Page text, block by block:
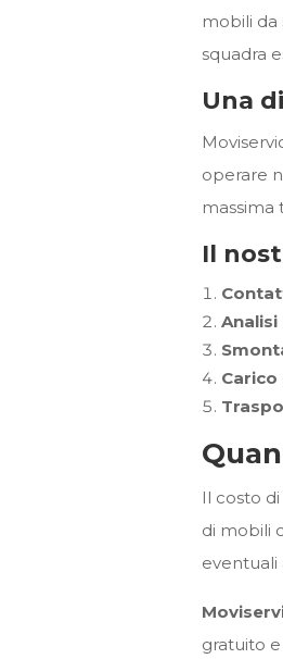
mobili da
squadra
Una
operare
massima
Il
Il costo
di mobili
eventuali
gratuito